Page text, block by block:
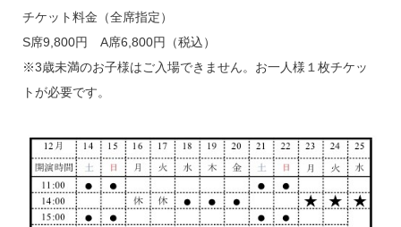
チケット料金（全席指定）
S席9,800円 A席6,800円（税込）
※3歳未満のお子様はご入場できません。お一人様１枚チケッ
トが必要です。